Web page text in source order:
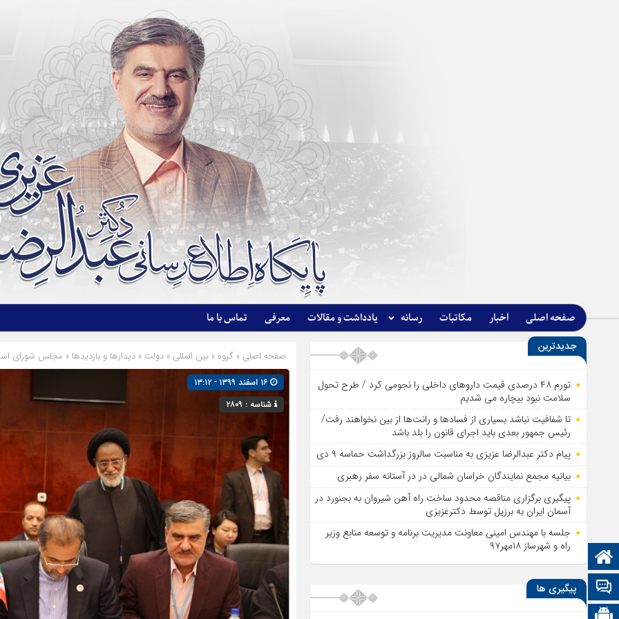
صفحه اصلی اخبار مکاتبات رسانه یادداشت و مقالات معرفی تماس با ما
صفحه نخست
تالار گفتمان
صفحه اصلی » گروه » بین المللی » دولت » دیدارها و بازدیدها » مجلس شورای
شناسه : ۲۸۰۹
جدیدترین
تورم ۴۸ درصدی قیمت داروهای داخلی را نجومی کرد / طرح تحول
سلامت نبود بیچاره می شدیم
تا شفافیت نباشد بسیاری از فساد‌ها و رانت‌ها از بین نخواهند رفت/
رئیس جمهور بعدی باید اجرای قانون را بلد باشد
پیام دکتر عبدالرضا عزیزی به مناسبت سالروز بزرگداشت حماسه ۹ دی
بیانیه مجمع نمایندگان خراسان شمالی در در آستانه سفر رهبری
پیگیری برگزاری مناقصه محدود ساخت راه آهن شیروان به بجنورد در
آسمان ایران به برزیل توسط دکترعزیزی
جلسه با مهندس امینی معاونت مدیریت برنامه و توسعه منابع وزیر
راه و شهرساز ۱۸مهر۹۷
پیگیری ها